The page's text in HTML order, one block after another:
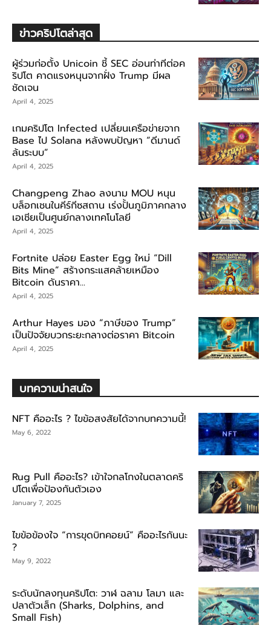
ข่าวคริปโตล่าสุด
ผู้ร่วมก่อตั้ง Unicoin ชี้ SEC อ่อนท่าทีต่อค
ริปโต คาดแรงหนุนจากฝั่ง Trump มีผล
ชัดเจน
April 4, 2025
เกมคริปโต Infected เปลี่ยนเครือข่ายจาก
Base ไป Solana หลังพบปัญหา “ดีมานด์
ล้นระบบ”
April 4, 2025
Changpeng Zhao ลงนาม MOU หนุน
บล็อกเชนในคีร์กีซสถาน เร่งปั้นภูมิภาคกลาง
เอเชียเป็นศูนย์กลางเทคโนโลยี
April 4, 2025
Fortnite ปล่อย Easter Egg ใหม่ “Dill
Bits Mine” สร้างกระแสคล้ายเหมือง
Bitcoin ดันราคา...
April 4, 2025
Arthur Hayes มอง “ภาษีของ Trump”
เป็นปัจจัยบวกระยะกลางต่อราคา Bitcoin
April 4, 2025
บทความน่าสนใจ
NFT คืออะไร ? ไขข้อสงสัยได้จากบทความนี้!
May 6, 2022
Rug Pull คืออะไร? เข้าใจกลโกงในตลาดคริ
ปโตเพื่อป้องกันตัวเอง
January 7, 2025
ไขข้อข้องใจ “การขุดบิทคอยน์” คืออะไรกันนะ
?
May 9, 2022
ระดับนักลงทุนคริปโต: วาฬ ฉลาม โลมา และ
ปลาตัวเล็ก (Sharks, Dolphins, and
Small Fish)